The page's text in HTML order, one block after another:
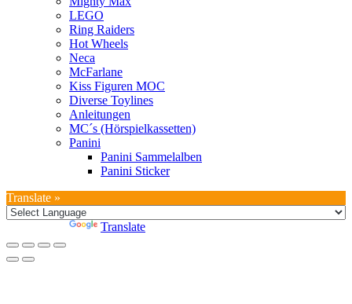
LEGO
Ring Raiders
Hot Wheels
Neca
McFarlane
Kiss Figuren MOC
Diverse Toylines
Anleitungen
MC´s (Hörspielkassetten)
Panini
Panini Sammelalben
Panini Sticker
Translate »
Translate